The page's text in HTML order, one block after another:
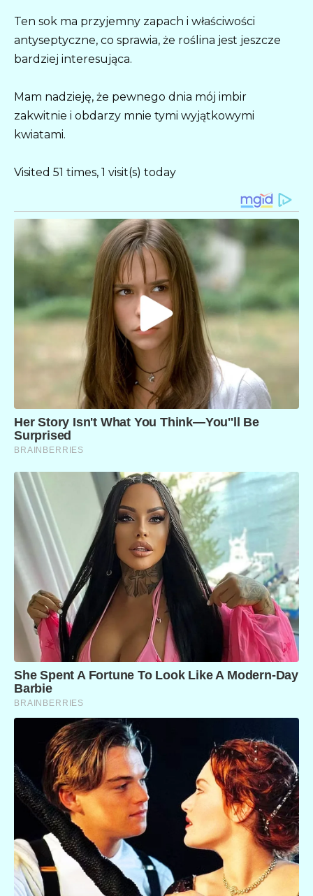
Ten sok ma przyjemny zapach i właściwości
antyseptyczne, co sprawia, że roślina jest jeszcze
bardziej interesująca.
Mam nadzieję, że pewnego dnia mój imbir
zakwitnie i obdarzy mnie tymi wyjątkowymi
kwiatami.
Visited 51 times, 1 visit(s) today